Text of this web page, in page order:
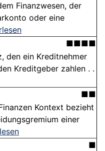
Finanzwesen, der
oder eine
■■■■
den ein Kreditnehmer
Kreditgeber zahlen . .
■■
Kontext bezieht
einer
■